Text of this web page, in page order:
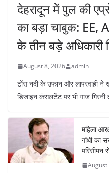
देहरादून में पुल की
का बड़ा चाबुक: EE,
के तीन बड़े अधिकारी
August 8, 2026 admin
टोंस नदी के उफान और लापरवाही ने
डिजाइन कंसलटेंट पर भी गाज गिरनी
महिला
गांधी का
परिसीमन
August